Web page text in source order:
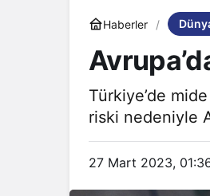
Haberler
Türkiye’de
riski nedeniyle
27 Mart 2023,